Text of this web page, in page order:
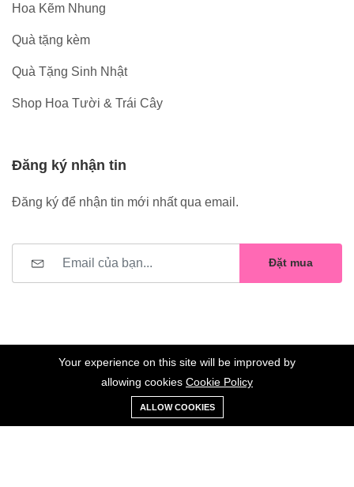
Hoa Kẽm Nhung
Quà tặng kèm
Quà Tặng Sinh Nhật
Shop Hoa Tười & Trái Cây
Đăng ký nhận tin
Đăng ký để nhận tin mới nhất qua email.
Đặt mua
©2023 Hoa Nelly . All Rights Reserved.
0
Xe
đẩy
Danh sách
yêu thích
Your experience on this site will be improved by
allowing cookies Cookie Policy
ALLOW COOKIES